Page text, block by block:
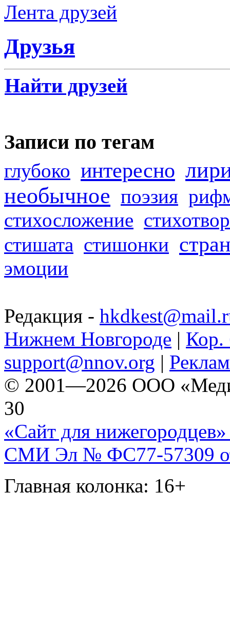
Лента друзей
Друзья
Найти друзей
Записи по тегам
глубоко интересно
необычное поэзия
стихосложение
стишата стишонки
эмоции
Редакция -
Нижнем Новгороде | Кор.
support@nnov.org |
© 2001—2026 ООО
30
«Сайт для нижегородцев»
СМИ Эл № ФС77-57309
Главная колонка: 16+